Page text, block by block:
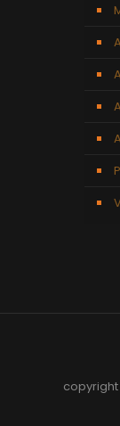
copyright